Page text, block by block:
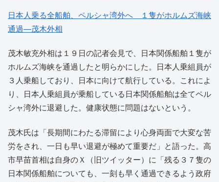
日本人乗る全船舶、ペルシャ湾外へ １隻がホルムズ海峡
通過―茂木外相
茂木敏充外相は１９日の記者会見で、日本関係船舶１隻が
ホルムズ海峡を通過したと明らかにした。日本人乗組員が
３人乗船しており、日本に向けて航行している。これによ
り、日本人乗組員が乗船している日本関係船舶は全てペル
シャ湾外に退避した。健康状態に問題はないという。
茂木氏は「長期間にわたる滞留により心身両面で大変な苦
労をされ、一日も早い退避が極めて重要だ」と語った。高
市早苗首相は自身のＸ（旧ツイッター）に「残る３７隻の
日本関係船舶についても、一刻も早く通過できるよう政府